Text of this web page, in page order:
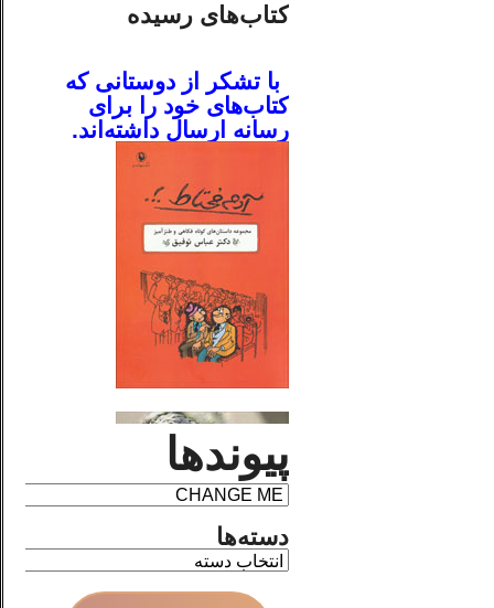
کتاب‌های رسیده
با تشکر از دوستانی که
کتاب‌های خود را برای
رسانه ارسال داشته‌اند.
پیوندها
دسته‌ها